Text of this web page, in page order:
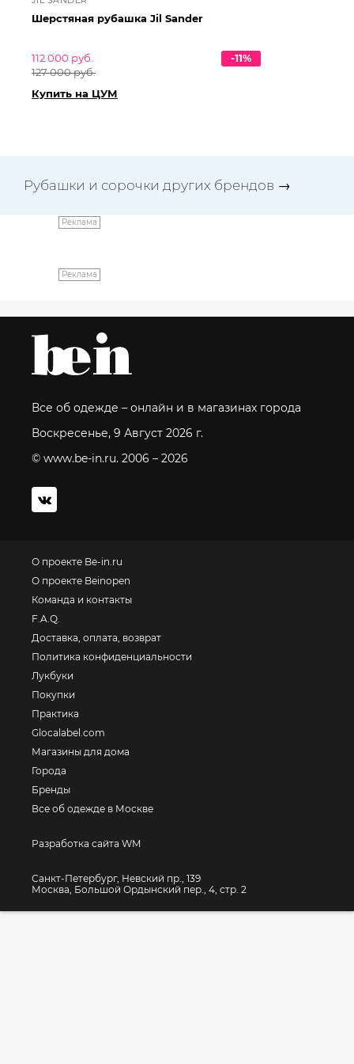
Шерстяная рубашка Jil Sander
112 000 руб.
127 000 руб.
-11%
Купить на ЦУМ
Рубашки и сорочки других брендов →
Реклама
Реклама
Все об одежде – онлайн и в магазинах города
Воскресенье, 9 Август 2026 г.
© www.be-in.ru. 2006 – 2026
О проекте Be-in.ru
О проекте Beinopen
Команда и контакты
F.A.Q.
Доставка, оплата, возврат
Политика конфиденциальности
Лукбуки
Покупки
Практика
Glocalabel.com
Магазины для дома
Города
Бренды
Все об одежде в Москве
Разработка сайта WM
Санкт-Петербург, Невский пр., 139
Москва, Большой Ордынский пер., 4, стр. 2